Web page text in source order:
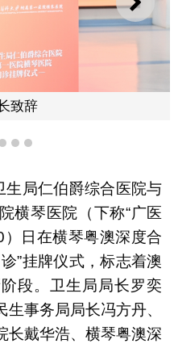
下一
致辞
5 6 7
局仁伯爵综合医院与
横琴医院（下称“广医
日在横琴粤澳深度合
”挂牌仪式，标志着澳
段。卫生局局长罗奕
事务局局长冯方丹、
长戴华浩、横琴粤澳深